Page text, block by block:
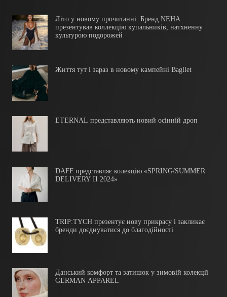
Літо у новому прочитанні. Бренд NEHA
презентував коллекцію купальників, натхненну
культурою подорожей
Життя тут і зараз в новому кампейні Bagllet
ETERNAL представляють новий осінній дроп
DAFF представляє колекцію «SPRING/SUMMER
DELIVERY II 2024»
TRIP:TYCH презентує нову прикрасу і закликає
бренди доєднуватися до благодійності
Данський комфорт та затишок у зимовій колекції
GERMAN APPAREL